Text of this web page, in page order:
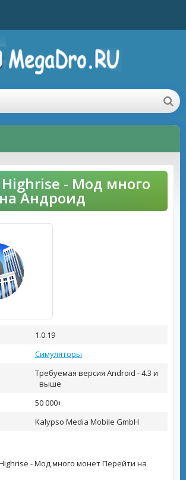
- Мод много
Андроид
1.0.19
Симуляторы
Требуемая версия Android - 4.3 и
выше
50 000+
Kalypso Media Mobile GmbH
- Мод много монетПерейти на